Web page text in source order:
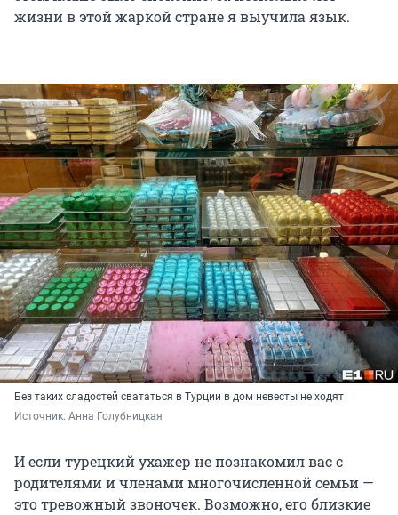
жизни в этой жаркой стране я выучила язык.
Без таких сладостей свататься в Турции в дом невесты не ходят
Источник: Анна Голубницкая
И если турецкий ухажер не познакомил вас с
родителями и членами многочисленной семьи —
это тревожный звоночек. Возможно, его близкие